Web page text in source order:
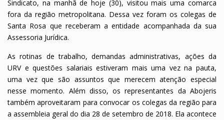
Sindicato, na manhã de hoje (30), visitou mais uma comarca
fora da região metropolitana. Dessa vez foram os colegas de
Santa Rosa que receberam a entidade acompanhada da sua
Assessoria Jurídica.
As rotinas de trabalho, demandas administrativas, ações da
URV e questões salariais estiveram mais uma vez na pauta,
uma vez que são assuntos que merecem atenção especial
nesse momento. Além disso, os representantes da Abojeris
também aproveitaram para convocar os colegas da região para
a assembleia geral do dia 28 de setembro de 2018. Ela acontece